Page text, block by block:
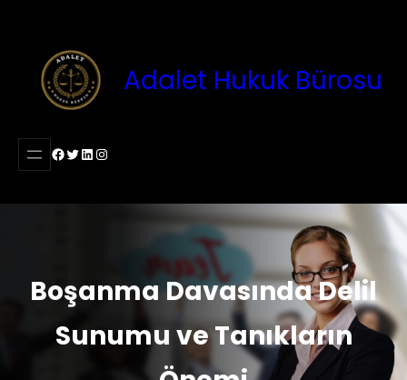
Adalet Hukuk Bürosu
Facebook
Twitter
LinkedIn
Instagram
Boşanma Davasında Delil
Sunumu ve Tanıkların